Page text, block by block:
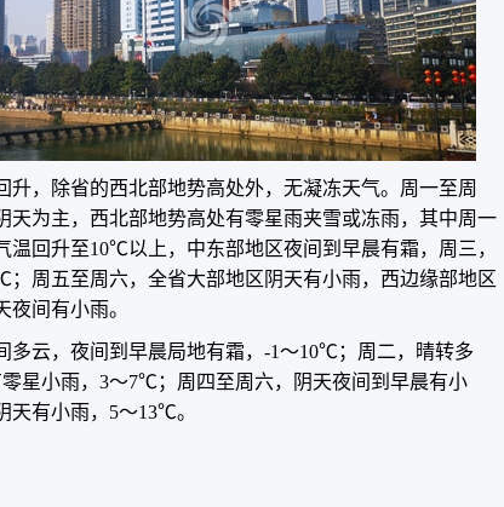
，除省的西北部地势高处外，无凝冻天气。周一至周
天为主，西北部地势高处有零星雨夹雪或冻雨，其中周一
温回升至10℃以上，中东部地区夜间到早晨有霜，周三，
周五至周六，全省大部地区阴天有小雨，西边缘部地区
间有小雨。
云，夜间到早晨局地有霜，-1～10℃；周二，晴转多
星小雨，3～7℃；周四至周六，阴天夜间到早晨有小
有小雨，5～13℃。